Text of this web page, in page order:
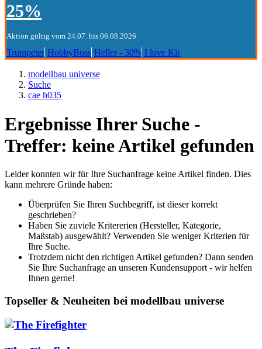
25%
Aktion gültig vom 24.07. bis 06.08.2026
Trumpeter HobbyBoss Heller - 30% I love Kit
modellbau universe
Suche
cae h035
Ergebnisse Ihrer Suche -
Treffer: keine Artikel gefunden
Leider konnten wir für Ihre Suchanfrage keine Artikel finden. Dies
kann mehrere Gründe haben:
Überprüfen Sie Ihren Suchbegriff, ist dieser korrekt
geschrieben?
Haben Sie zuviele Kritererien (Hersteller, Kategorie,
Maßstab) ausgewählt? Verwenden Sie weniger Kriterien für
Ihre Suche.
Trotzdem nicht den richtigen Artikel gefunden? Dann senden
Sie Ihre Suchanfrage an unseren Kundensupport - wir helfen
Ihnen gerne!
Topseller & Neuheiten bei modellbau universe